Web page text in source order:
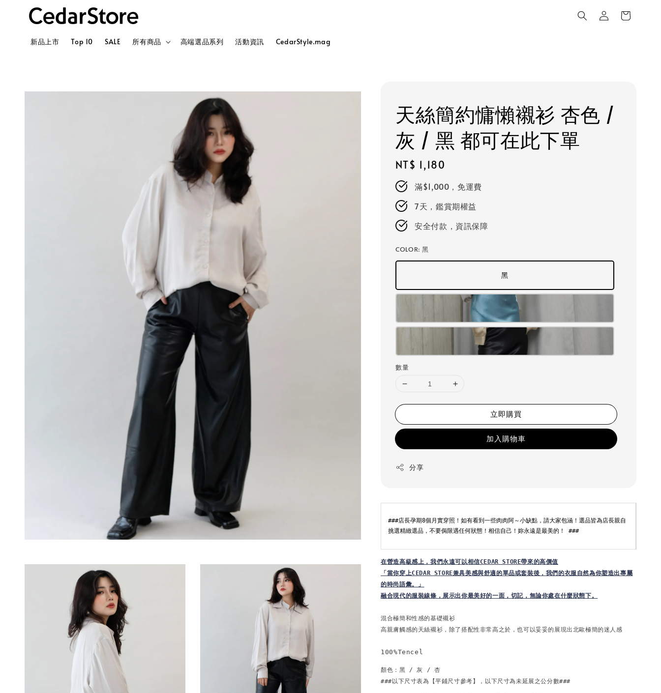
新品上市 Top 10 SALE 所有商品 高端選品系列 活動資訊 CedarStyle.mag
天絲簡約慵懶襯衫 杏色 /
灰 / 黑 都可在此下單
Regular
price
NT$ 1,180
滿$1,000，免運費
7天，鑑賞期權益
安全付款，資訊保障
COLOR: 黑
黑
數量
立即購買
加入購物車
分享
###店長孕期8個月實穿照！如有看到一些肉肉阿～小缺點，請大家包涵！選品皆為店長親自
挑選精緻選品，不要侷限遇任何狀態！相信自己！妳永遠是最美的！ ###
在營造高級感上，我們永遠可以相信CEDAR STORE帶來的高價值
「當你穿上CEDAR STORE兼具美感與舒適的單品或套裝後，我們的衣服自然為你塑造出專屬
的時尚語彙。」
融合現代的服裝線條，展示出你最美好的一面，切記，無論你處在什麼狀態下。
混合極簡和性感的基礎襯衫
高親膚觸感的天絲襯衫，除了搭配性非常高之於，也可以妥妥的展現出北歐極簡的迷人感
100%Tencel
顏色：黑 / 灰 / 杏